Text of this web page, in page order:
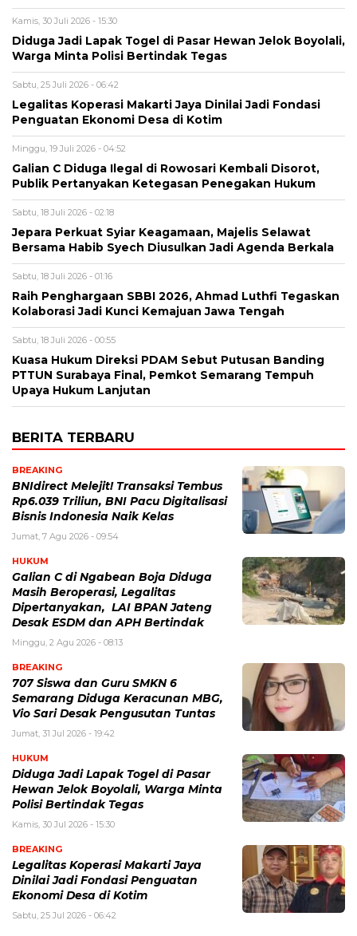
Kamis, 30 Juli 2026 - 15:30
Diduga Jadi Lapak Togel di Pasar Hewan Jelok Boyolali,
Warga Minta Polisi Bertindak Tegas
Sabtu, 25 Juli 2026 - 06:42
Legalitas Koperasi Makarti Jaya Dinilai Jadi Fondasi
Penguatan Ekonomi Desa di Kotim
Minggu, 19 Juli 2026 - 04:52
Galian C Diduga Ilegal di Rowosari Kembali Disorot,
Publik Pertanyakan Ketegasan Penegakan Hukum
Sabtu, 18 Juli 2026 - 02:18
Jepara Perkuat Syiar Keagamaan, Majelis Selawat
Bersama Habib Syech Diusulkan Jadi Agenda Berkala
Sabtu, 18 Juli 2026 - 01:16
Raih Penghargaan SBBI 2026, Ahmad Luthfi Tegaskan
Kolaborasi Jadi Kunci Kemajuan Jawa Tengah
Sabtu, 18 Juli 2026 - 00:55
Kuasa Hukum Direksi PDAM Sebut Putusan Banding
PTTUN Surabaya Final, Pemkot Semarang Tempuh
Upaya Hukum Lanjutan
BERITA TERBARU
BREAKING
BNIdirect Melejit! Transaksi Tembus
Rp6.039 Triliun, BNI Pacu Digitalisasi
Bisnis Indonesia Naik Kelas
Jumat, 7 Agu 2026 - 09:54
HUKUM
Galian C di Ngabean Boja Diduga
Masih Beroperasi, Legalitas
Dipertanyakan, LAI BPAN Jateng
Desak ESDM dan APH Bertindak
Minggu, 2 Agu 2026 - 08:13
BREAKING
707 Siswa dan Guru SMKN 6
Semarang Diduga Keracunan MBG,
Vio Sari Desak Pengusutan Tuntas
Jumat, 31 Jul 2026 - 19:42
HUKUM
Diduga Jadi Lapak Togel di Pasar
Hewan Jelok Boyolali, Warga Minta
Polisi Bertindak Tegas
Kamis, 30 Jul 2026 - 15:30
BREAKING
Legalitas Koperasi Makarti Jaya
Dinilai Jadi Fondasi Penguatan
Ekonomi Desa di Kotim
Sabtu, 25 Jul 2026 - 06:42